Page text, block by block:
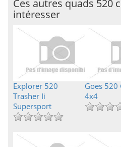
Ces autres quads 520
intéresser
Explorer 520
Trasher Ii
Supersport
Goes 520
4x4